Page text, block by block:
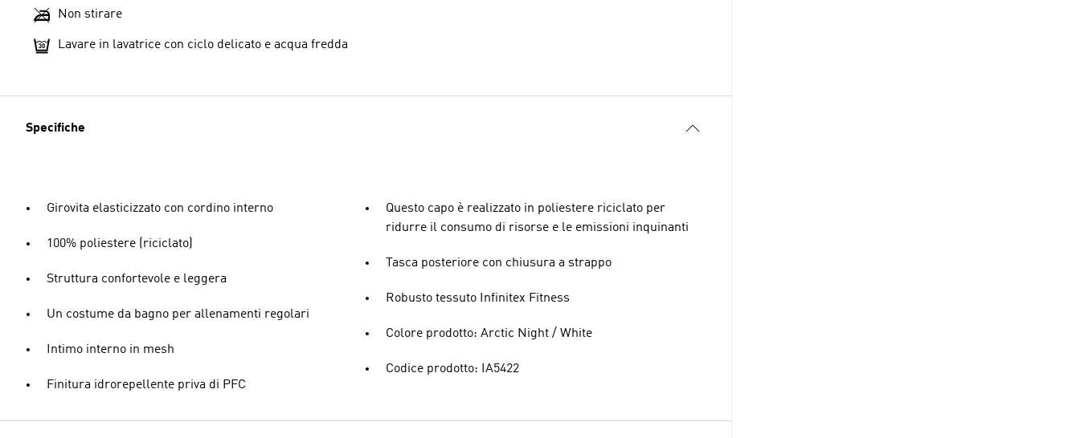
Non stirare
Lavare in lavatrice con ciclo delicato e acqua fredda
Specifiche
Girovita elasticizzato con cordino interno
100% poliestere (riciclato)
Struttura confortevole e leggera
Un costume da bagno per allenamenti regolari
Intimo interno in mesh
Finitura idrorepellente priva di PFC
Questo capo è realizzato in poliestere riciclato per
ridurre il consumo di risorse e le emissioni inquinanti
Tasca posteriore con chiusura a strappo
Robusto tessuto Infinitex Fitness
Colore prodotto: Arctic Night / White
Codice prodotto: IA5422